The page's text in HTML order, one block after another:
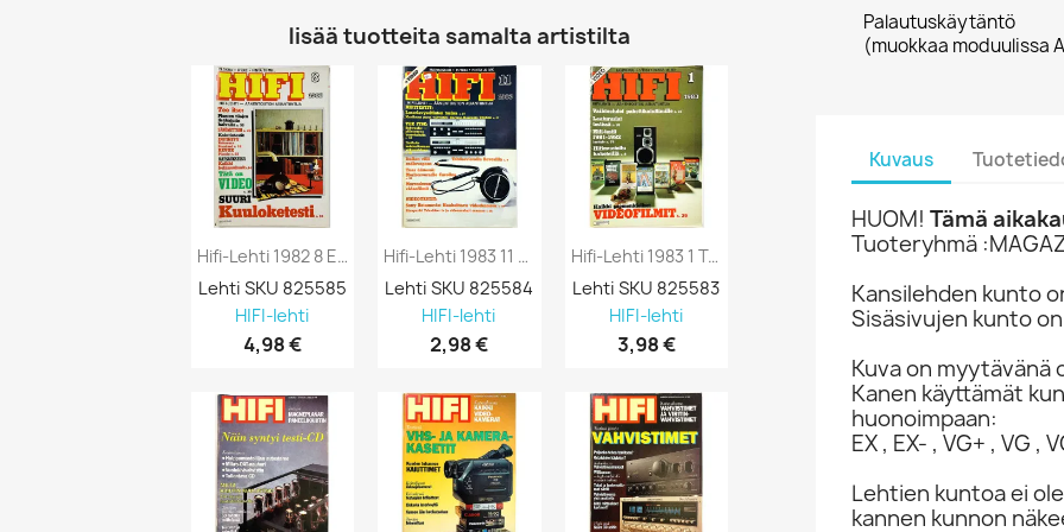
lisää tuotteita samalta artistilta
Hifi-Lehti 1982 8 Elokuu Suuri...
Lehti SKU 825585
HIFI-lehti
4,98 €
Hifi-Lehti 1983 11 Marraskuu Kaikki Eivät...
Lehti SKU 825584
HIFI-lehti
2,98 €
Hifi-Lehti 1983 1 Tammikuu Kaikki...
Lehti SKU 825583
HIFI-lehti
3,98 €
Hifi-Lehti 1987 10 Lokakuu Maailman...
Lehti SKU 825582
HIFI-lehti
Lehti SKU
HIFI-lehti
Palautuskäytäntö
(muokkaa moduulissa
Kuvaus
HUOM! Tämä
Tuoteryhmä
Kansilehden kunto
Sisäsivujen kunto
Kuva on
Kanen käyttämät
huonoimpaan:
EX , EX- , VG+ , VG ,
Lehtien kuntoa ei
kannen kunnon